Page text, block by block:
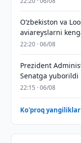
Oʻzbekiston va
aviareyslarni
22:20 · 06/08
Prezident
Senatga yuborildi
22:15 · 06/08
Ko'proq